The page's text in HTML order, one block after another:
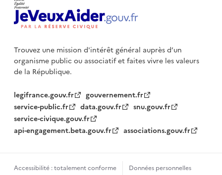
Trouvez une mission d'intérêt général auprès d’un
organisme publicou associatif et faites vivre les valeurs
de la République.
legifrance.gouv.fr
gouvernement.fr
service-public.fr
data.gouv.fr
snu.gouv.fr
service-civique.gouv.fr
api-engagement.beta.gouv.fr
associations.gouv.fr
Accessibilité : totalement conforme Données personnelles